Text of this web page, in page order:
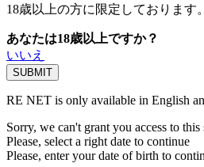
18歳以上の方に限定しております。
あなたは18歳以上ですか？
いいえ
RE NET is only available in English
Sorry, we can't grant you access to this
Please, select a right date to continue
Please, enter your date of birth to